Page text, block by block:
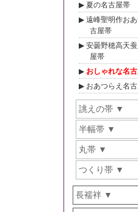
夏の名古屋帯
遠峰聖明作お
古屋帯
安曇野穂高天
屋帯
おしゃれな名
おあつらえ名
誂えの帯
半幅帯
丸帯
つくり帯
長襦袢